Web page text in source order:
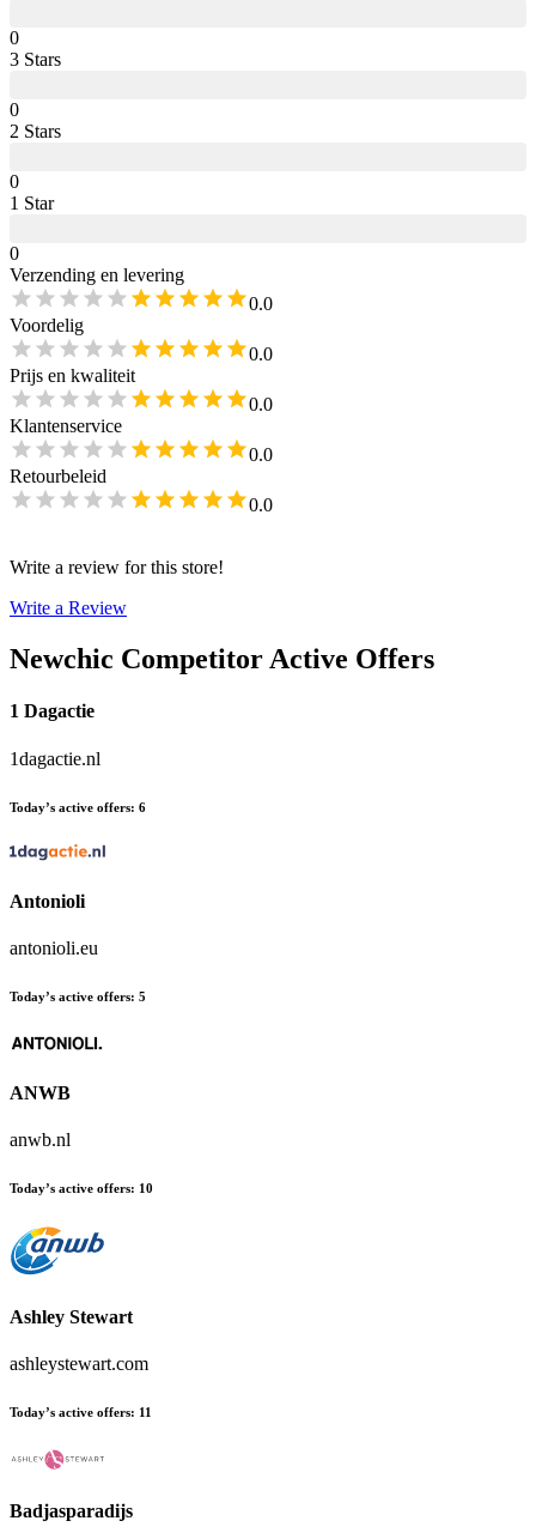
0
3 Stars
0
2 Stars
0
1 Star
0
Verzending en levering
0.0
Voordelig
0.0
Prijs en kwaliteit
0.0
Klantenservice
0.0
Retourbeleid
0.0
Write a review for this store!
Write a Review
Newchic Competitor Active Offers
1 Dagactie
1dagactie.nl
Today’s active offers: 6
Antonioli
antonioli.eu
Today’s active offers: 5
ANWB
anwb.nl
Today’s active offers: 10
Ashley Stewart
ashleystewart.com
Today’s active offers: 11
Badjasparadijs